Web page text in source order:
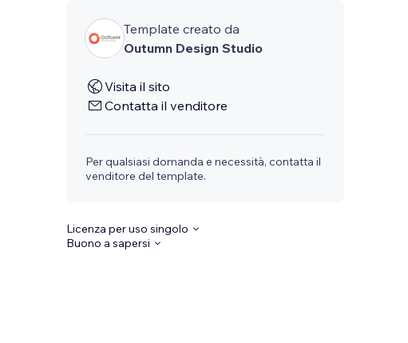
Template creato da
Outumn Design Studio
Visita il sito
Contatta il venditore
Per qualsiasi domanda e necessità, contatta il
venditore del template.
Licenza per uso singolo
Buono a sapersi